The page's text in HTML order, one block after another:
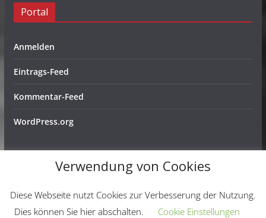
Portal
Anmelden
Eintrags-Feed
Kommentar-Feed
WordPress.org
Copyright © 2026Schachfreunde Ochtendung e. V.. Alle
Rechte vorbehalten.
Verwendung von Cookies
Diese Webseite nutzt Cookies zur Verbesserung der Nutzung.
Dies können Sie hier abschalten.
Cookie Einstellungen